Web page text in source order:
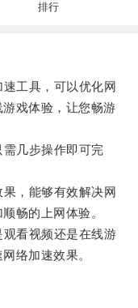
排行
工具，可以优化网
戏体验，让您畅游
几步操作即可完
，能够有效解决网
畅的上网体验。
看视频还是在线游
络加速效果。